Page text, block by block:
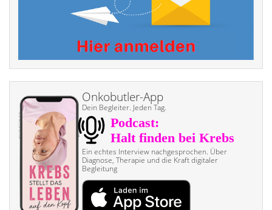
Onkobutler-App
Dein Begleiter. Jeden Tag.
Ein echtes Interview nach­gesprochen. Über
Diagnose, Therapie und die Kraft digitaler
Begleitung